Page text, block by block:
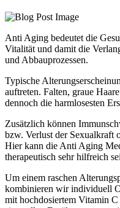
Anti Aging bedeutet die
Vitalität und damit die
und Abbauprozessen.
Typische
auftreten. Falten, graue
dennoch die harmlosesten
Zusätzlich können
bzw. Verlust der Sexualkraft
Hier kann die Anti Aging
therapeutisch sehr hilfreich
Um einem raschen
kombinieren wir individuell
mit hochdosiertem Vitamin